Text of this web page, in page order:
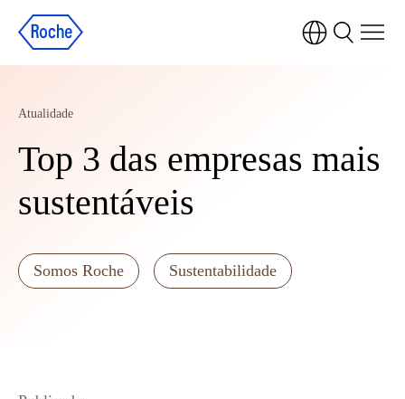
Atualidade
Top 3 das empresas mais
sustentáveis
Somos Roche Sustentabilidade